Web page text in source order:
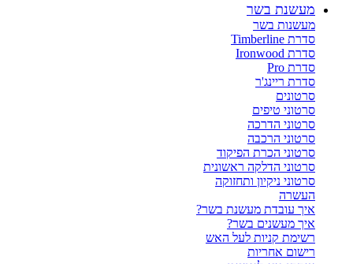
מעשנת בשר
מעשנות בשר
סדרת Timberline
סדרת Ironwood
סדרת Pro
סדרת ריינג'ר
סרטונים
סרטוני טיפים
סרטוני הדרכה
סרטוני הרכבה
סרטוני הכרת הפיקוד
סרטוני הדלקה ראשונית
סרטוני ניקיון ותחזוקה
העשרה
איך עובדת מעשנת בשר?
איך מעשנים בשר?
רשימת קניות לעל האש
רישום אחריות